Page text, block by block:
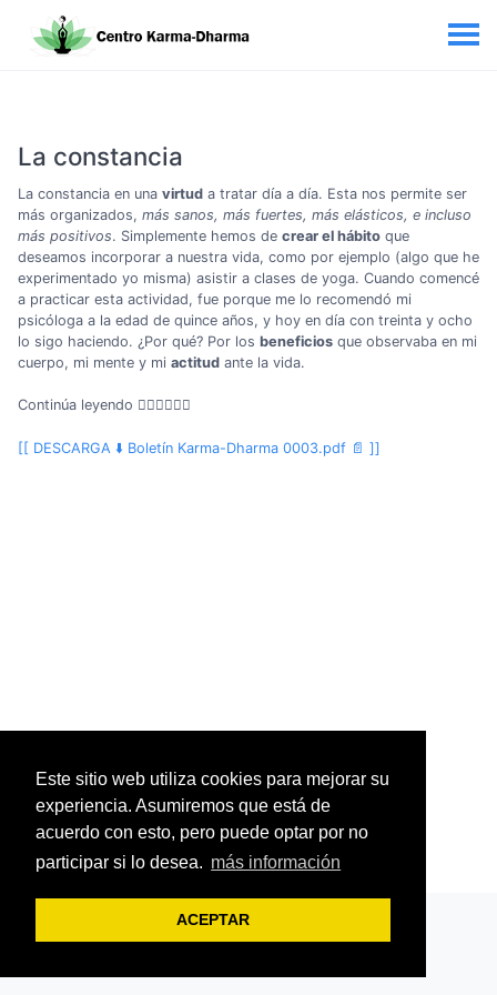
Este sitio web utiliza cookies para mejorar su
experiencia. Asumiremos que está de
acuerdo con esto, pero puede optar por no
participar si lo desea. más información
ACEPTAR
La constancia
La constancia en una virtud a tratar día a día. Esta nos permite ser
más organizados, más sanos, más fuertes, más elásticos, e incluso
más positivos. Simplemente hemos de crear el hábito que
deseamos incorporar a nuestra vida, como por ejemplo (algo que he
experimentado yo misma) asistir a clases de yoga. Cuando comencé
a practicar esta actividad, fue porque me lo recomendó mi
psicóloga a la edad de quince años, y hoy en día con treinta y ocho
lo sigo haciendo. ¿Por qué? Por los beneficios que observaba en mi
cuerpo, mi mente y mi actitud ante la vida.
Continúa leyendo 👇🏼👇🏼👇🏼
[[ DESCARGA ⬇️ Boletín Karma-Dharma 0003.pdf 📄 ]]
Centro Online Karma-Dharma
Facebook-Blog-Youtube-Instagram-Twitter